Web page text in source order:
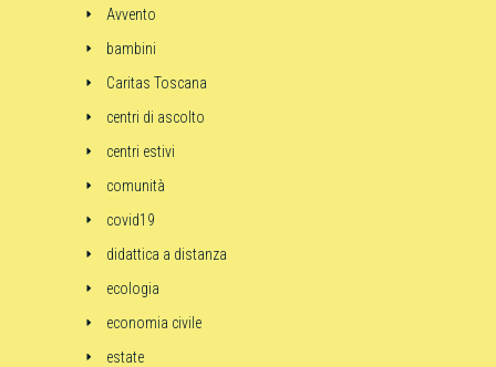
Avvento
bambini
Caritas Toscana
centri di ascolto
centri estivi
comunità
covid19
didattica a distanza
ecologia
economia civile
estate